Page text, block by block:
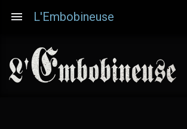
principal
L'Embobineuse